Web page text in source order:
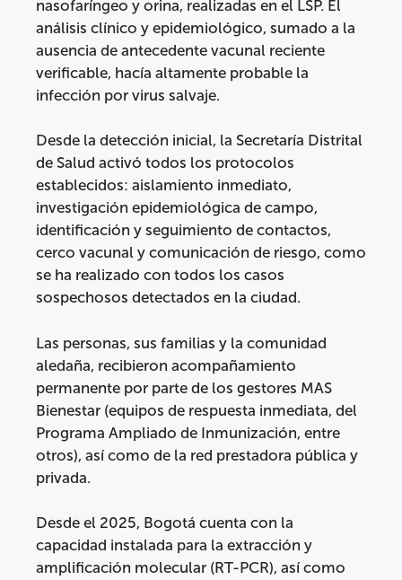
nasofaríngeo y orina, realizadas en el LSP. El
análisis clínico y epidemiológico, sumado a la
ausencia de antecedente vacunal reciente
verificable, hacía altamente probable la
infección por virus salvaje.
Desde la detección inicial, la Secretaría Distrital
de Salud activó todos los protocolos
establecidos: aislamiento inmediato,
investigación epidemiológica de campo,
identificación y seguimiento de contactos,
cerco vacunal y comunicación de riesgo, como
se ha realizado con todos los casos
sospechosos detectados en la ciudad.
Las personas, sus familias y la comunidad
aledaña, recibieron acompañamiento
permanente por parte de los gestores MAS
Bienestar (equipos de respuesta inmediata, del
Programa Ampliado de Inmunización, entre
otros), así como de la red prestadora pública y
privada.
Desde el 2025, Bogotá cuenta con la
capacidad instalada para la extracción y
amplificación molecular (RT-PCR), así como